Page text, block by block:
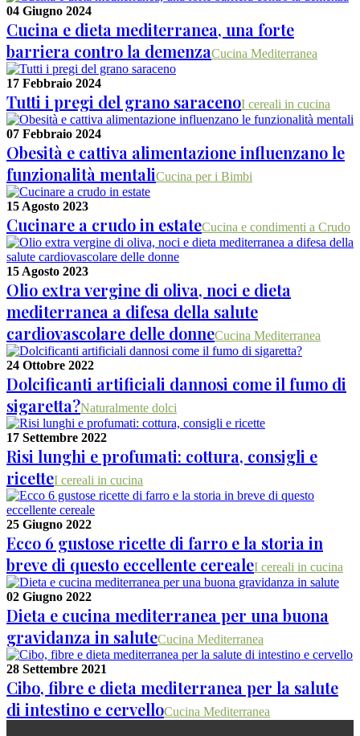
04 Giugno 2024
Cucina e dieta mediterranea, una forte
barriera contro la demenzaCucina Mediterranea
17 Febbraio 2024
Tutti i pregi del grano saracenoI cereali in cucina
07 Febbraio 2024
Obesità e cattiva alimentazione influenzano le
funzionalità mentaliCucina per i Bimbi
15 Agosto 2023
Cucinare a crudo in estateCucina e condimenti a Crudo
15 Agosto 2023
Olio extra vergine di oliva, noci e dieta
mediterranea a difesa della salute
cardiovascolare delle donneCucina Mediterranea
24 Ottobre 2022
Dolcificanti artificiali dannosi come il fumo di
sigaretta?Naturalmente dolci
17 Settembre 2022
Risi lunghi e profumati: cottura, consigli e
ricetteI cereali in cucina
25 Giugno 2022
Ecco 6 gustose ricette di farro e la storia in
breve di questo eccellente cerealeI cereali in cucina
02 Giugno 2022
Dieta e cucina mediterranea per una buona
gravidanza in saluteCucina Mediterranea
28 Settembre 2021
Cibo, fibre e dieta mediterranea per la salute
di intestino e cervelloCucina Mediterranea